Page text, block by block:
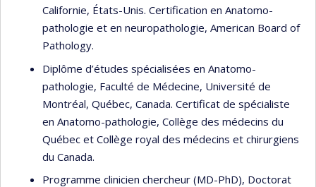
Californie, États-Unis. Certification en Anatomo-
pathologie et en neuropathologie, American Board of
Pathology.
Diplôme d’études spécialisées en Anatomo-
pathologie, Faculté de Médecine, Université de
Montréal, Québec, Canada. Certificat de spécialiste
en Anatomo-pathologie, Collège des médecins du
Québec et Collège royal des médecins et chirurgiens
du Canada.
Programme clinicien chercheur (MD-PhD), Doctorat